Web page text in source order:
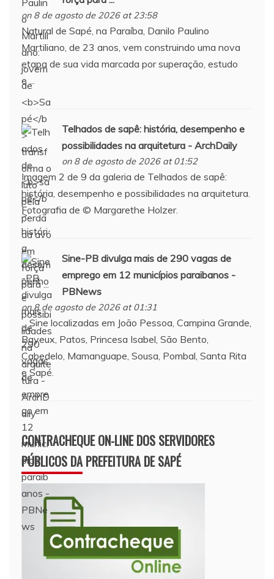
on 8 de agosto de 2026 at 23:58
Natural de Sapé, na Paraíba, Danilo Paulino
Martiliano, de 23 anos, vem construindo uma nova
etapa de sua vida marcada por superação, estudo
e ...
Telhados de sapê: história, desempenho e
possibilidades na arquitetura - ArchDaily
on 8 de agosto de 2026 at 01:52
Imagem 2 de 9 da galeria de Telhados de sapê:
história, desempenho e possibilidades na arquitetura.
Fotografia de © Margarethe Holzer.
Sine-PB divulga mais de 290 vagas de
emprego em 12 municípios paraibanos -
PBNews
on 8 de agosto de 2026 at 01:31
... Sine localizadas em João Pessoa, Campina Grande,
Bayeux, Patos, Princesa Isabel, São Bento,
Cabedelo, Mamanguape, Sousa, Pombal, Santa Rita
e Sapé.
CONTRACHEQUE ON-LINE DOS SERVIDORES
PÚBLICOS DA PREFEITURA DE SAPÉ